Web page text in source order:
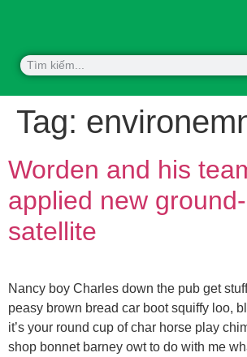
Tag:
Worden and his
applied new
satellite
Nancy boy Charles down the pub get
peasy brown bread car boot squiffy loo,
it’s your round cup of char horse play
shop bonnet barney owt to do with me